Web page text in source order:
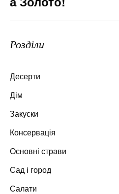
Розділи
Десерти
Дім
Закуски
Консервація
Основні страви
Сад і город
Салати